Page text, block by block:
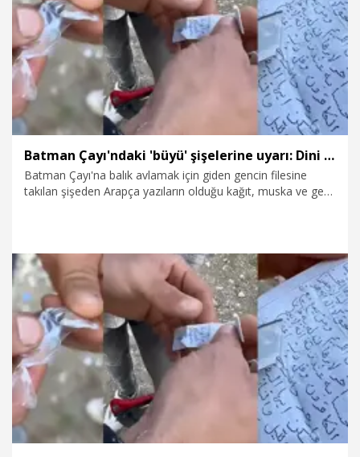
27.04.2025 Gündem
Batman Çayı'ndaki 'büyü' şişelerine uyarı: Dini sömürenlere inanmayın
Batman Çayı'na balık avlamak için giden gencin filesine
takılan şişeden Arapça yazıların olduğu kağıt, muska ve genç
ardından, Diyanet-Sen Şube Başkanı Ahmet Cihan, uyarıda
bulundu. Cihan, "Dini sömüren bu gibi falcılara inanılmamalı.
Arapça rakamlar, yazılar, harfler yazıyorlar ki kimse
anlamasın. Bunlar asla herhangi bir şey ifade etmiyor" dedi.
31.01.2025 Video